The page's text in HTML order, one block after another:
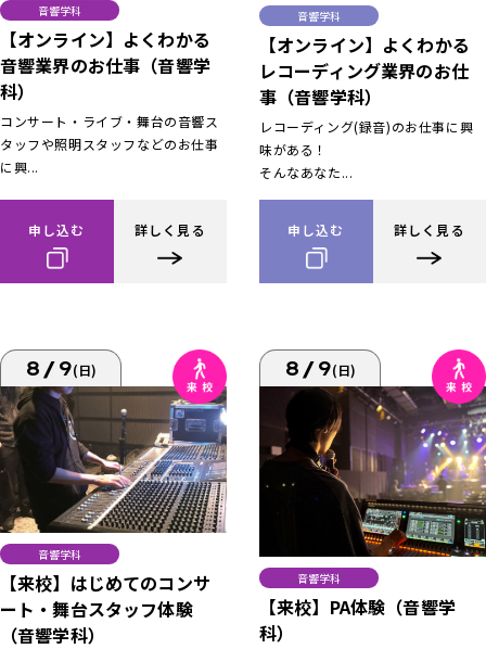
音響学科
【オンライン】よくわかる
音響業界のお仕事（音響学
科）
コンサート・ライブ・舞台の音響ス
タッフや照明スタッフなどのお仕事
に興...
申し込む 詳しく見る
音響学科
【オンライン】よくわかる
レコーディング業界のお仕
事（音響学科）
レコーディング(録音)のお仕事に興
味がある！
そんなあなた...
申し込む 詳しく見る
8/9(日)
音響学科
【来校】はじめてのコンサ
ート・舞台スタッフ体験
（音響学科）
8/9(日)
音響学科
【来校】PA体験（音響学
科）